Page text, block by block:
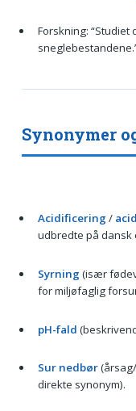
Forskning:
Synonymer
Acidificering /
udbredte på dansk
Syrning (især
for miljøfaglig
pH-fald
Sur nedbør
direkte synonym).